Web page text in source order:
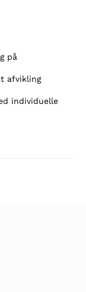
på
afvikling
individuelle